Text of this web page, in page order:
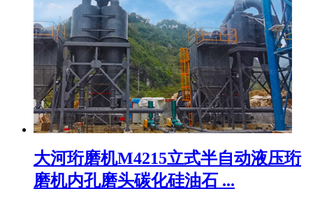
大河珩磨机M4215立式半自动液压珩
磨机内孔磨头碳化硅油石 ...